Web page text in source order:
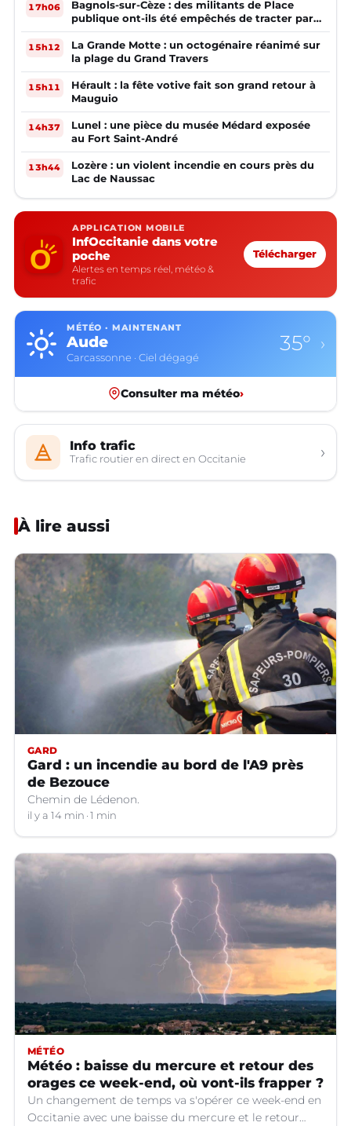
17h06
Bagnols-sur-Cèze : des militants de Place
publique ont-ils été empêchés de tracter par
la mairie ?
15h12
La Grande Motte : un octogénaire réanimé sur
la plage du Grand Travers
15h11
Hérault : la fête votive fait son grand retour à
Mauguio
14h37
Lunel : une pièce du musée Médard exposée
au Fort Saint-André
13h44
Lozère : un violent incendie en cours près du
Lac de Naussac
APPLICATION MOBILE
InfOccitanie dans votre
poche
Alertes en temps réel, météo &
trafic
Télécharger
MÉTÉO · MAINTENANT
Aude
Carcassonne · Ciel dégagé
35° ›
Consulter ma météo›
Info trafic
Trafic routier en direct en Occitanie ›
À lire aussi
GARD
Gard : un incendie au bord de l'A9 près
de Bezouce
Chemin de Lédenon.
il y a 14 min 1 min
MÉTÉO
Météo : baisse du mercure et retour des
orages ce week-end, où vont-ils frapper ?
Un changement de temps va s'opérer ce week-end en
Occitanie avec une baisse du mercure et le retour